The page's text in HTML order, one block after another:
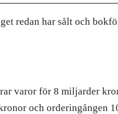
redan har sålt och
varor för 8 miljarder
och orderingången